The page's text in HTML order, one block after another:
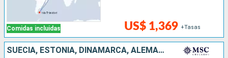
Comidas incluidas US$ 1,369 +Tasas
SUECIA, ESTONIA, DINAMARCA, ALEMANIA, ISLAS MALVINAS, NORUEGA